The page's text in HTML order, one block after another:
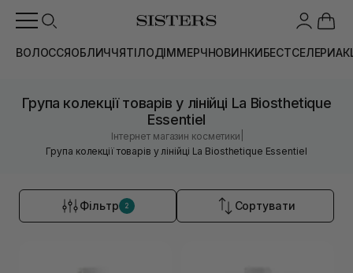
ВОЛОССЯОБЛИЧЧЯТІЛОДІММЕРЧНОВИНКИБЕСТСЕЛЕРИ
Група колекції товарів у лінійці La Biosthetique
Essentiel
Інтернет магазин косметики
Група колекції товарів у лінійці La Biosthetique Essentiel
Фільтр 2 Сортувати